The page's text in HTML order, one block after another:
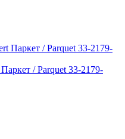
/ Parquet 33-2179-